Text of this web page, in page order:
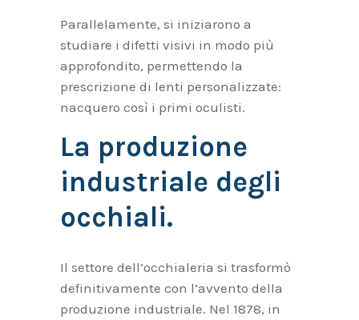
Parallelamente, si iniziarono a
studiare i difetti visivi in modo più
approfondito, permettendo la
prescrizione di lenti personalizzate:
nacquero così i primi oculisti.
La produzione
industriale degli
occhiali.
Il settore dell’occhialeria si trasformò
definitivamente con l’avvento della
produzione industriale. Nel 1878, in